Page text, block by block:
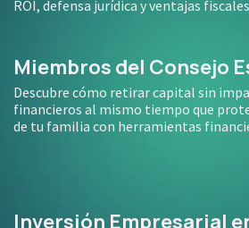
ROI, defensa jurídica y ventajas fiscales
Miembros del Consejo
Descubre cómo retirar capital sin
financieros al mismo tiempo que
de tu familia con herramientas
Inversión Empresarial